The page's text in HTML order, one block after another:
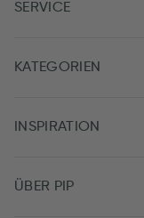
SERVICE
KATEGORIEN
INSPIRATION
ÜBER PIP